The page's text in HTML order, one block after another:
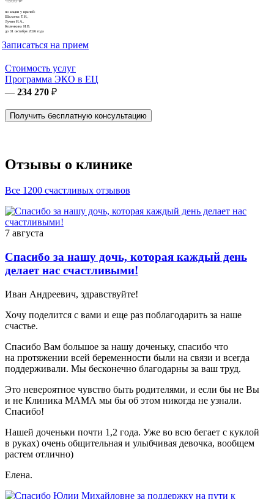
по акции у врачей:
Шалаева Т.И.,
Лучин И.А.,
Коленкина И.В.
до 31 октября 2026 года
Записаться на прием
Стоимость услуг
Программа ЭКО в ЕЦ
— 234 270 ₽
Получить бесплатную консультацию
Отзывы о клинике
Все 1200 счастливых отзывов
7 августа
Спасибо за нашу дочь, которая каждый день
делает нас счастливыми!
Иван Андреевич, здравствуйте!
Хочу поделится с вами и еще раз поблагодарить за наше
счастье.
Спасибо Вам большое за нашу доченьку, спасибо что
на протяжении всей беременности были на связи и всегда
поддерживали. Мы бесконечно благодарны за ваш труд.
Это невероятное чувство быть родителями, и если бы не Вы
и не Клиника МАМА мы бы об этом никогда не узнали.
Спасибо!
Нашей доченьки почти 1,2 года. Уже во всю бегает с куклой
в руках) очень общительная и улыбчивая девочка, вообщем
растем отлично)
Елена.